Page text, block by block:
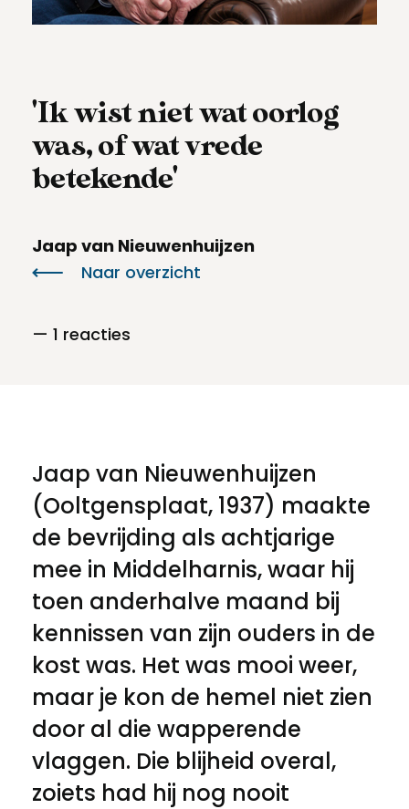
Voorwaarden
'Ik wist niet wat oorlog
was, of wat vrede
betekende'
Jaap van Nieuwenhuijzen
Naar overzicht
— 1 reacties
Jaap van Nieuwenhuijzen
(Ooltgensplaat, 1937) maakte
de bevrijding als achtjarige
mee in Middelharnis, waar hij
toen anderhalve maand bij
kennissen van zijn ouders in de
kost was. Het was mooi weer,
maar je kon de hemel niet zien
door al die wapperende
vlaggen. Die blijheid overal,
zoiets had hij nog nooit